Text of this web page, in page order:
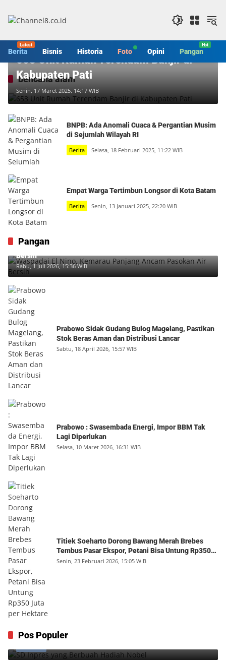
konten
Berita Bisnis Historia Foto Opini Pangan
bencana alam
Berita
653 Unit Rumah Terendam Banjir di
Kabupaten Pati
Senin, 17 Maret 2025, 14:17 WIB
BNPB: Ada Anomali Cuaca & Pergantian Musim
di Sejumlah Wilayah RI
Berita Selasa, 18 Februari 2025, 11:22 WIB
Empat Warga Tertimbun Longsor di Kota Batam
Berita Senin, 13 Januari 2025, 22:20 WIB
Pangan
Waspadai El Nino, Kemarau Panjang Ancam Pasokan Air
Bersih
Rabu, 1 Juli 2026, 15:36 WIB
Prabowo Sidak Gudang Bulog Magelang, Pastikan
Stok Beras Aman dan Distribusi Lancar
Sabtu, 18 April 2026, 15:57 WIB
Prabowo : Swasembada Energi, Impor BBM Tak
Lagi Diperlukan
Selasa, 10 Maret 2026, 16:31 WIB
Titiek Soeharto Dorong Bawang Merah Brebes
Tembus Pasar Ekspor, Petani Bisa Untung Rp350
Juta per Hektare
Senin, 23 Februari 2026, 15:05 WIB
Pos Populer
1 SD Inpres yang Berbuah Hadiah Nobel